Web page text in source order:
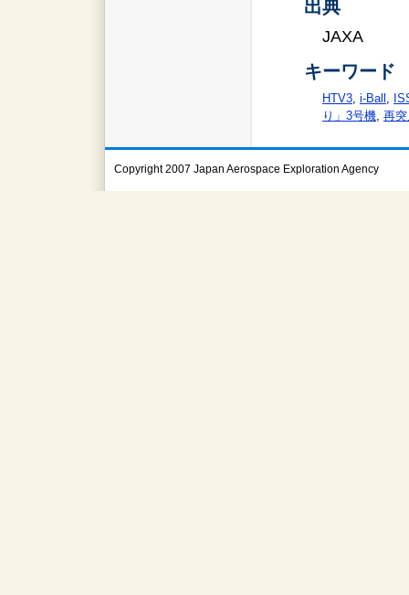
出典
JAXA
キーワード
HTV3, i-Ball ,
り」3号機, 再
Copyright 2007 Japan Aerospace Exploration Agency